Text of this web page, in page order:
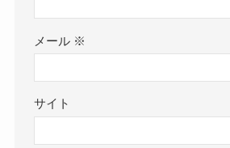
メール ※
サイト